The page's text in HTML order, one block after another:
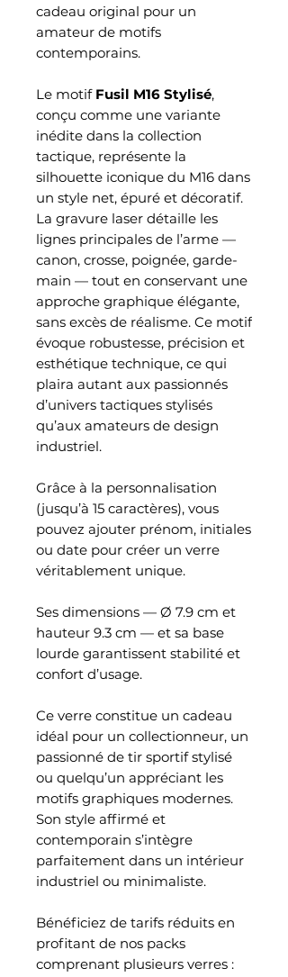
cadeau original pour un
amateur de motifs
contemporains.
Le motif Fusil M16 Stylisé,
conçu comme une variante
inédite dans la collection
tactique, représente la
silhouette iconique du M16 dans
un style net, épuré et décoratif.
La gravure laser détaille les
lignes principales de l’arme —
canon, crosse, poignée, garde-
main — tout en conservant une
approche graphique élégante,
sans excès de réalisme. Ce motif
évoque robustesse, précision et
esthétique technique, ce qui
plaira autant aux passionnés
d’univers tactiques stylisés
qu’aux amateurs de design
industriel.
Grâce à la personnalisation
(jusqu’à 15 caractères), vous
pouvez ajouter prénom, initiales
ou date pour créer un verre
véritablement unique.
Ses dimensions — Ø 7.9 cm et
hauteur 9.3 cm — et sa base
lourde garantissent stabilité et
confort d’usage.
Ce verre constitue un cadeau
idéal pour un collectionneur, un
passionné de tir sportif stylisé
ou quelqu’un appréciant les
motifs graphiques modernes.
Son style affirmé et
contemporain s’intègre
parfaitement dans un intérieur
industriel ou minimaliste.
Bénéficiez de tarifs réduits en
profitant de nos packs
comprenant plusieurs verres :